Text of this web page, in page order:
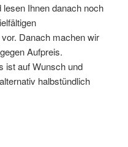
Ihnen danach noch
Danach machen wir
Aufpreis.
ist auf Wunsch und
halbstündlich